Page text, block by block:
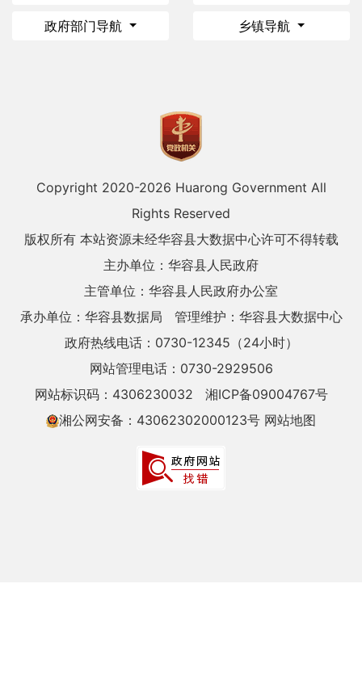
政府部门导航 乡镇导航
Copyright 2020-2026 Huarong Government All
Rights Reserved
版权所有 本站资源未经华容县大数据中心许可不得转载
主办单位：华容县人民政府
主管单位：华容县人民政府办公室
承办单位：华容县数据局
管理维护：华容县大数据中心
政府热线电话：0730-12345（24小时）
网站管理电话：0730-2929506
网站标识码：4306230032
湘ICP备09004767号
湘公网安备：43062302000123号 网站地图